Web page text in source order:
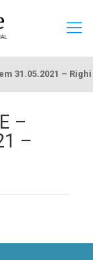
31.05.2021 – Righi
–
–